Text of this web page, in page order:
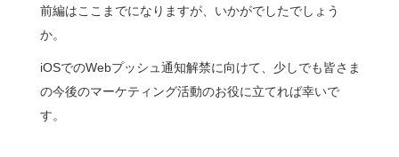
前編はここまでになりますが、いかがでしたでしょう
か。
iOSでのWebプッシュ通知解禁に向けて、少しでも皆さま
の今後のマーケティング活動のお役に立てれば幸いで
す。